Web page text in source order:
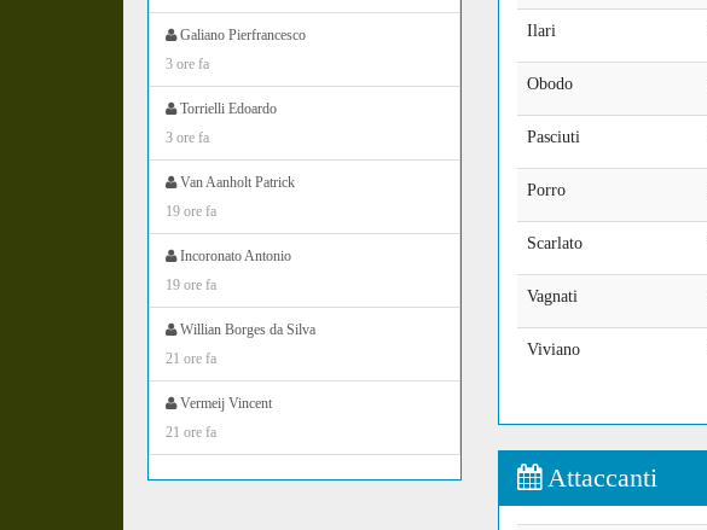
Galiano Pierfrancesco
3 ore fa
Torrielli Edoardo
3 ore fa
Van Aanholt Patrick
19 ore fa
Incoronato Antonio
19 ore fa
Willian Borges da Silva
21 ore fa
Vermeij Vincent
21 ore fa
Ilari
Obodo
Pasciuti
Porro
Scarlato
Vagnati
Viviano
Attaccanti